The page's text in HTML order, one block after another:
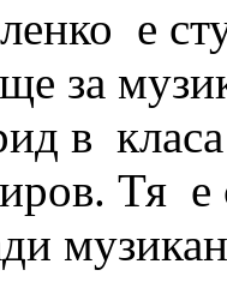
е
за
в
Тя е